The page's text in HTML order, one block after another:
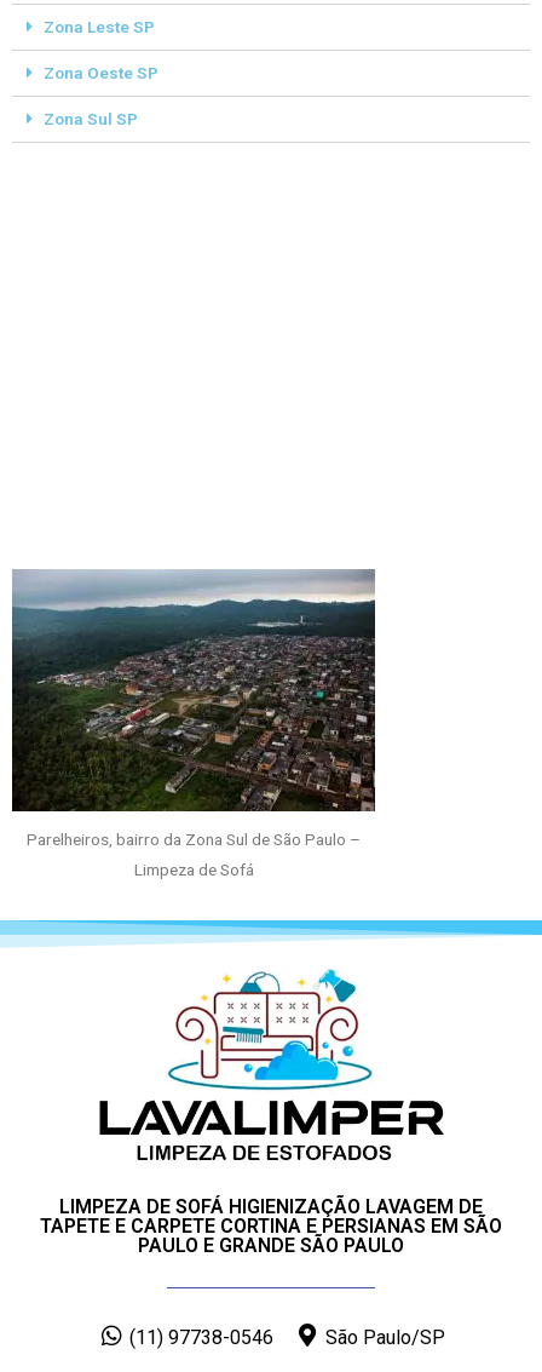
Zona Leste SP
Zona Oeste SP
Zona Sul SP
Parelheiros, bairro da Zona Sul de São Paulo –
Limpeza de Sofá
LIMPEZA DE SOFÁ HIGIENIZAÇÃO LAVAGEM DE
TAPETE E CARPETE CORTINA E PERSIANAS EM SÃO
PAULO E GRANDE SÃO PAULO
(11) 97738-0546 São Paulo/SP